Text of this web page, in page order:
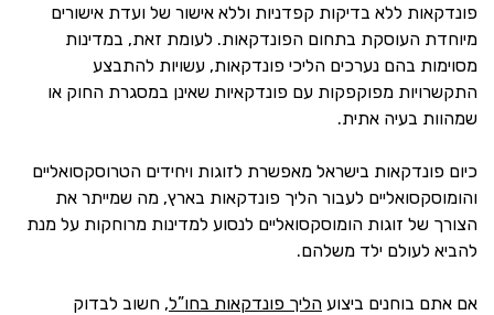
פונדקאות ללא בדיקות קפדניות וללא אישור של ועדת אישורים
מיוחדת העוסקת בתחום הפונדקאות. לעומת זאת, במדינות
מסוימות בהם נערכים הליכי פונדקאות, עשויות להתבצע
התקשרויות מפוקפקות עם פונדקאיות שאינן במסגרת החוק או
שמהוות בעיה אתית.
כיום פונדקאות בישראל מאפשרת לזוגות ויחידים הטרוסקסואליים
והומוסקסואליים לעבור הליך פונדקאות בארץ, מה שמייתר את
הצורך של זוגות הומוסקסואליים לנסוע למדינות מרוחקות על מנת
להביא לעולם ילד משלהם.
אם אתם בוחנים ביצוע הליך פונדקאות בחו”ל, חשוב לבדוק